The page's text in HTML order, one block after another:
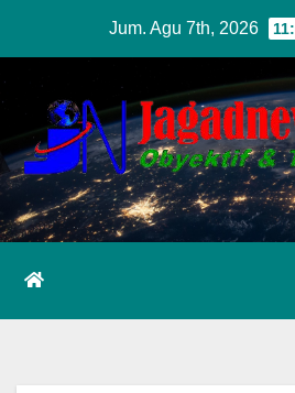
content
Jum. Agu 7th, 2026